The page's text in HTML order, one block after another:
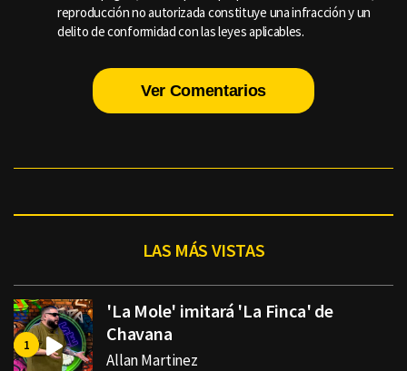
reproducción no autorizada constituye una infracción y un
delito de conformidad con las leyes aplicables.
Ver Comentarios
LAS MÁS VISTAS
'La Mole' imitará 'La Finca' de
Chavana
Allan Martinez